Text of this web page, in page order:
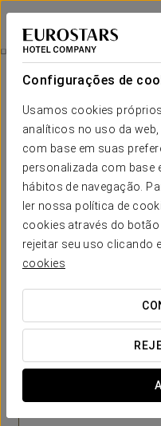
Configurações de
Usamos cookies
analíticos no uso da
com base em suas
personalizada com base
hábitos de navegação.
ler nossa política de
cookies através do
rejeitar seu uso clicando
cookies
Eurostars Al-Ándalus Palace
SEVILHA
Quartos
O conforto e
O Eurostars Al-Ándalus
camas twin, concebidos
Cada quarto combina um
atmosfera que
descanso absoluto.
excecional, as suites
Victorio & Lucchino,
sofisticado com